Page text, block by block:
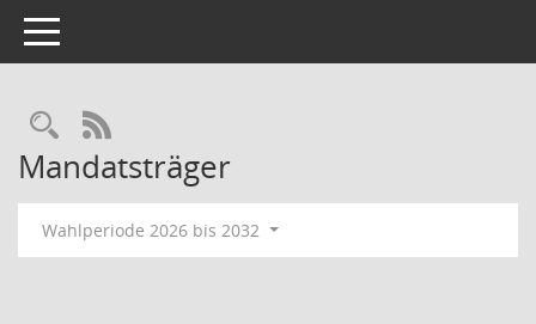
Toggle navigation
RSS-Feed
Mandatsträger
Wahlperiode 2026 bis 2032